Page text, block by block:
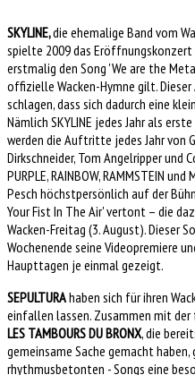
SKYLINE,die ehemalige Band vom
spielte 2009 das Eröffnungskonzert
erstmalig den Song 'We are the
offizielle Wacken-Hymne gilt.
schlagen, dass sich dadurch eine
Nämlich SKYLINE jedes Jahr als
werden die Auftritte jedes Jahr von
Dirkschneider, Tom Angelripper und
PURPLE, RAINBOW, RAMMSTEIN
Pesch höchstpersönlich auf der
Your Fist In The Air' vertont – die
Wacken-Freitag (3. August). Dieser
Wochenende seine Videopremiere
Haupttagen je einmal gezeigt.
SEPULTURAhaben sich für ihren
einfallen lassen. Zusammen mit
LES TAMBOURS DU BRONX, die
gemeinsame Sache gemacht
rhythmusbetonten - Songs eine